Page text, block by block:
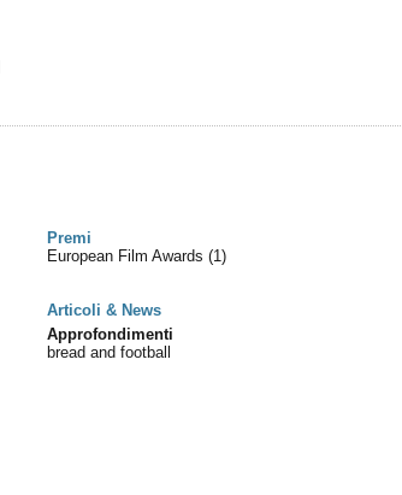
Premi
European Film Awards(1)
Articoli & News
Approfondimenti
bread and football